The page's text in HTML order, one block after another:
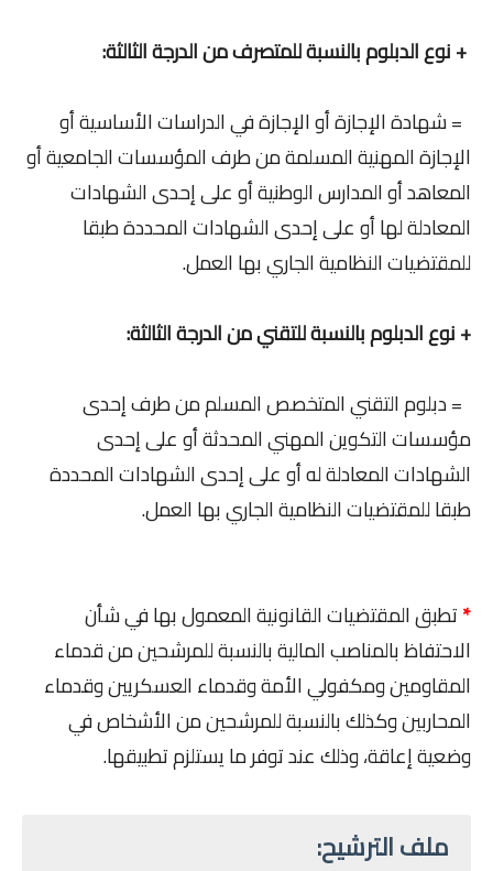
+ نوع الدبلوم بالنسبة للمتصرف من الدرجة الثالثة:
= شهادة الإجازة أو الإجازة في الدراسات الأساسية أو
الإجازة المهنية المسلمة من طرف المؤسسات الجامعية أو
المعاهد أو المدارس الوطنية أو على إحدى الشهادات
المعادلة لها أو على إحدى الشهادات المحددة طبقا
للمقتضيات النظامية الجاري بها العمل.
+ نوع الدبلوم بالنسبة للتقني من الدرجة الثالثة:
= دبلوم التقني المتخصص المسلم من طرف إحدى
مؤسسات التكوين المهني المحدثة أو على إحدى
الشهادات المعادلة له أو على إحدى الشهادات المحددة
طبقا للمقتضيات النظامية الجاري بها العمل.
*تطبق المقتضيات القانونية المعمول بها في شأن
الاحتفاظ بالمناصب المالية بالنسبة للمرشحين من قدماء
المقاومين ومكفولي الأمة وقدماء العسكريين وقدماء
المحاربين وكذلك بالنسبة للمرشحين من الأشخاص في
وضعية إعاقة، وذلك عند توفر ما يستلزم تطبيقها.
ملف الترشيح: